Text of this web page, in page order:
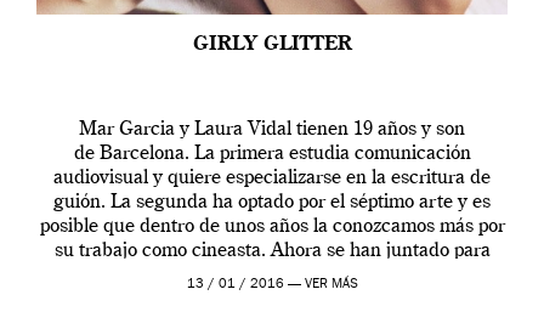
GIRLY GLITTER
Mar Garcia y Laura Vidal tienen 19 años y son
de Barcelona. La primera estudia comunicación
audiovisual y quiere especializarse en la escritura de
guión. La segunda ha optado por el séptimo arte y es
posible que dentro de unos años la conozcamos más por
su trabajo como cineasta. Ahora se han juntado para
contarnos una […]
13 / 01 / 2016 — VER MÁS